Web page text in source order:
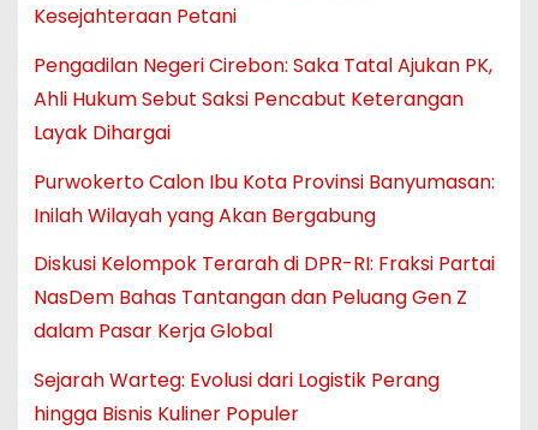
Kesejahteraan Petani
Pengadilan Negeri Cirebon: Saka Tatal Ajukan PK,
Ahli Hukum Sebut Saksi Pencabut Keterangan
Layak Dihargai
Purwokerto Calon Ibu Kota Provinsi Banyumasan:
Inilah Wilayah yang Akan Bergabung
Diskusi Kelompok Terarah di DPR-RI: Fraksi Partai
NasDem Bahas Tantangan dan Peluang Gen Z
dalam Pasar Kerja Global
Sejarah Warteg: Evolusi dari Logistik Perang
hingga Bisnis Kuliner Populer